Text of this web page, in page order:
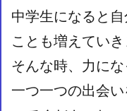
中学生になると
ことも増えていき
そんな時、力にな
一つ一つの出会